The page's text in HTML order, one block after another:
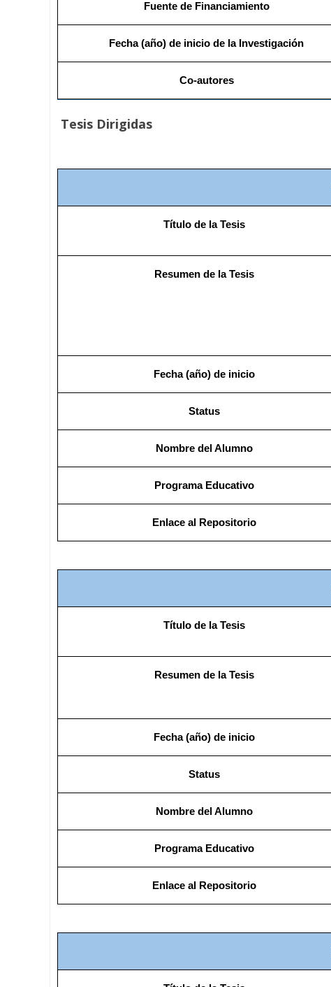
Fuente de Financiamiento
Fecha (año) de inicio de la Investigación
Co-autores
Tesis Dirigidas
Título de la Tesis
Resumen de la Tesis
Fecha (año) de inicio
Status
Nombre del Alumno
Programa Educativo
Enlace al Repositorio
Título de la Tesis
Resumen de la Tesis
Fecha (año) de inicio
Status
Nombre del Alumno
Programa Educativo
Enlace al Repositorio